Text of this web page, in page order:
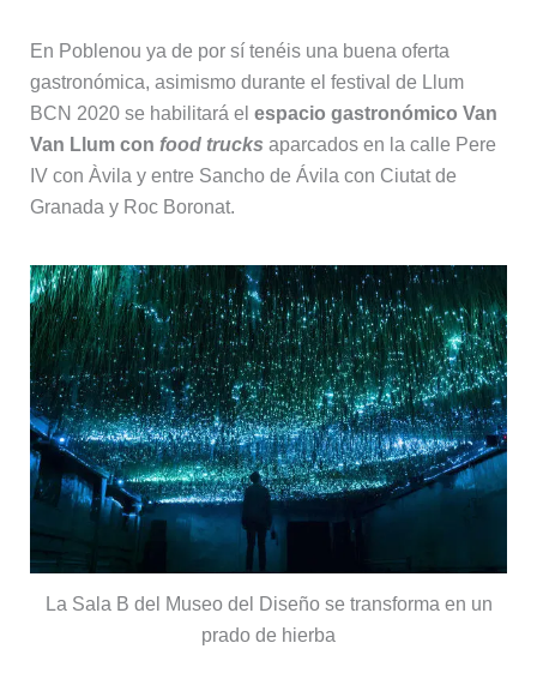
En Poblenou ya de por sí tenéis una buena oferta
gastronómica, asimismo durante el festival de Llum
BCN 2020 se habilitará el espacio gastronómico Van
Van Llum con food trucks aparcados en la calle Pere
IV con Àvila y entre Sancho de Ávila con Ciutat de
Granada y Roc Boronat.
La Sala B del Museo del Diseño se transforma en un
prado de hierba